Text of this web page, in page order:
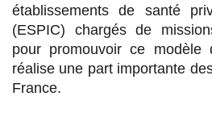
établissements de santé
(ESPIC) chargés de
pour promouvoir ce modèle
réalise une part importante
France.